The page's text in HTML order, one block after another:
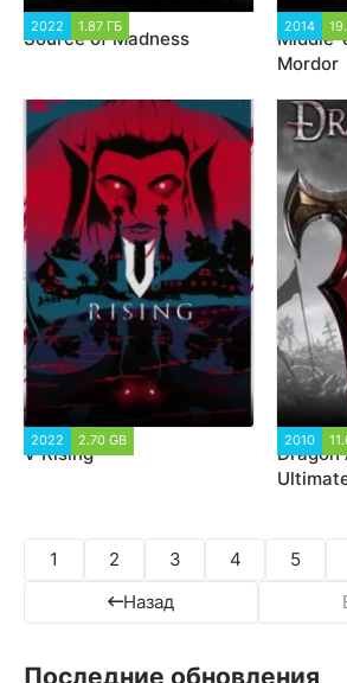
2022 1.87 ГБ
Source of Madness
2014
Middle-
Mordor
2022 2.70 GB
V Rising
2010
Dragon
Назад
1 2 3 4 5
Последние обновления